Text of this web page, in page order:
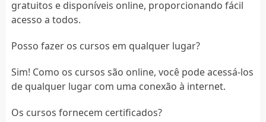
gratuitos e disponíveis online, proporcionando fácil
acesso a todos.
Posso fazer os cursos em qualquer lugar?
Sim! Como os cursos são online, você pode acessá-los
de qualquer lugar com uma conexão à internet.
Os cursos fornecem certificados?